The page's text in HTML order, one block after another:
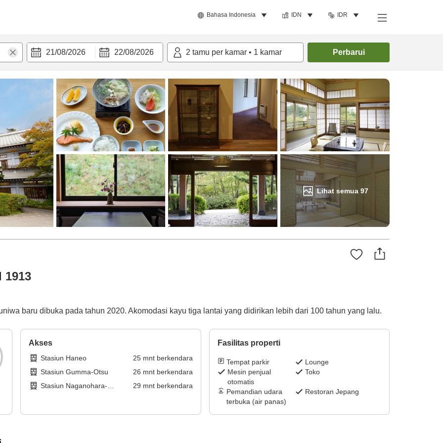
Bahasa Indonesia IDN IDR
21/08/2026 22/08/2026 2 tamu per kamar • 1 kamar Perbarui
Lihat semua 97
Cari kamar
1913
baru dibuka pada tahun 2020. Akomodasi kayu tiga lantai yang didirikan lebih dari 100 tahun yang lalu.
Akses
Stasiun Haneo 25mnt berkendara
Stasiun Gumma-Otsu
26 mnt berkendara
Stasiun Naganohara-
29 mnt berkendara
Fasilitas properti
Tempat parkir
Lounge
Mesin penjual
otomatis
Toko
Pemandian udara
terbuka (air panas)
Restoran Jepang